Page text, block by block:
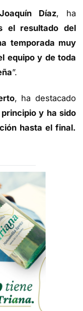
Joaquín Díaz, ha
el resultado del
temporada muy
equipo y de toda
”.
, ha destacado
y ha sido
hasta el final.